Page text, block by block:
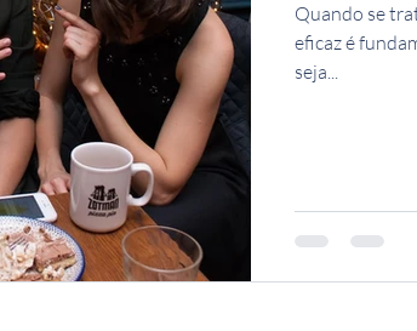
Quando se
eficaz é
seja...